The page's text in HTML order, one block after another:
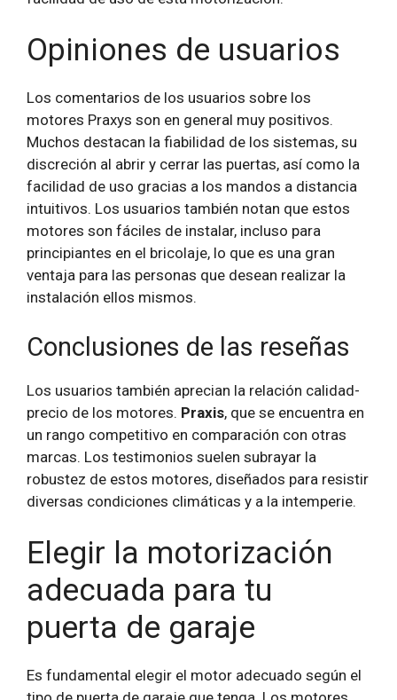
Opiniones de usuarios
Los comentarios de los usuarios sobre los
motores Praxys son en general muy positivos.
Muchos destacan la fiabilidad de los sistemas, su
discreción al abrir y cerrar las puertas, así como la
facilidad de uso gracias a los mandos a distancia
intuitivos. Los usuarios también notan que estos
motores son fáciles de instalar, incluso para
principiantes en el bricolaje, lo que es una gran
ventaja para las personas que desean realizar la
instalación ellos mismos.
Conclusiones de las reseñas
Los usuarios también aprecian la relación calidad-
precio de los motores. Praxis, que se encuentra en
un rango competitivo en comparación con otras
marcas. Los testimonios suelen subrayar la
robustez de estos motores, diseñados para resistir
diversas condiciones climáticas y a la intemperie.
Elegir la motorización
adecuada para tu
puerta de garaje
Es fundamental elegir el motor adecuado según el